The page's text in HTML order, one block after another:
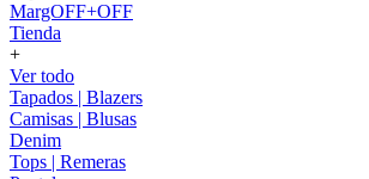
MargOFF+OFF
Tienda
+
Ver todo
Tapados | Blazers
Camisas | Blusas
Denim
Tops | Remeras